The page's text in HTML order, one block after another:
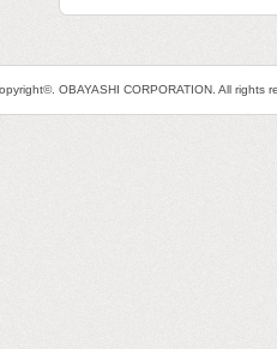
OBAYASHI CORPORATION. All rights